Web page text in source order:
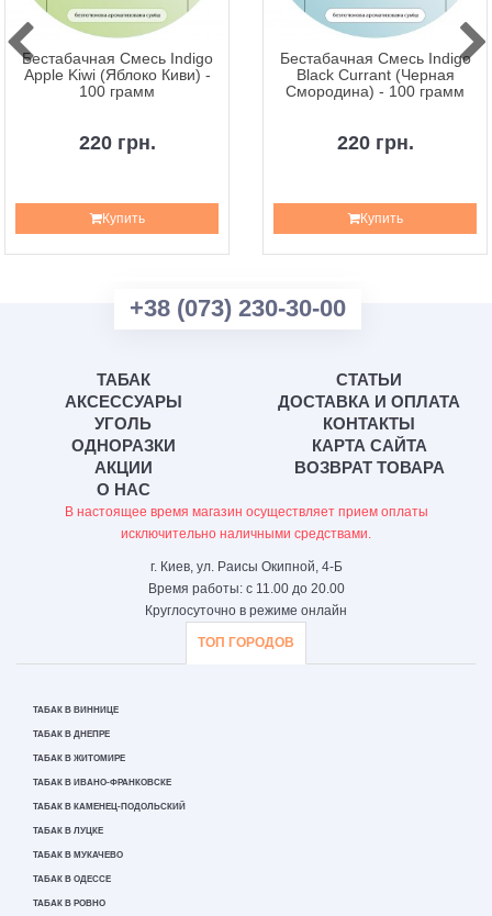
Бестабачная Смесь Indigo
Apple Kiwi (Яблоко Киви) -
100 грамм
220 грн.
Купить
Бестабачная Смесь Indigo
Black Currant (Черная
Смородина) - 100 грамм
220 грн.
Купить
+38 (073) 230-30-00
ТАБАК
АКСЕССУАРЫ
УГОЛЬ
ОДНОРАЗКИ
АКЦИИ
О НАС
СТАТЬИ
ДОСТАВКА И ОПЛАТА
КОНТАКТЫ
КАРТА САЙТА
ВОЗВРАТ ТОВАРА
В настоящее время магазин осуществляет прием оплаты
исключительно наличными средствами.
г. Киев, ул. Раисы Окипной, 4-Б
Время работы: с 11.00 до 20.00
Круглосуточно в режиме онлайн
ТОП ГОРОДОВ
ТАБАК В ВИННИЦЕ
ТАБАК В ДНЕПРЕ
ТАБАК В ЖИТОМИРЕ
ТАБАК В ИВАНО-ФРАНКОВСКЕ
ТАБАК В КАМЕНЕЦ-ПОДОЛЬСКИЙ
ТАБАК В ЛУЦКЕ
ТАБАК В МУКАЧЕВО
ТАБАК В ОДЕССЕ
ТАБАК В РОВНО